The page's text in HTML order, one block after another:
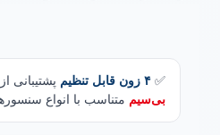
✅ ۴ زون قابل تنظیم پشتیبانی از
بی‌سیم متناسب با انواع